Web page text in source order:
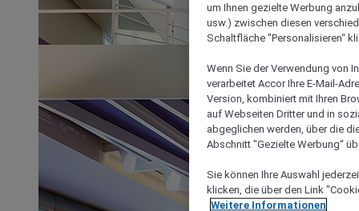
um Ihnen gezielte Werbung
usw.) zwischen diesen
Schaltfläche "Personalisieren“
Wenn Sie der Verwendung von
verarbeitet Accor Ihre E-Mail-
Version, kombiniert mit Ihren
auf Webseiten Dritter und in
abgeglichen werden, über die
Abschnitt "Gezielte Werbung“
Sie können Ihre Auswahl
klicken, die über den Link
Weitere Informationen